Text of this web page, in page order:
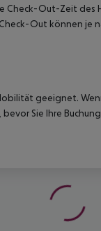
Out-Zeit des
Out können je
geeignet.
Sie Ihre